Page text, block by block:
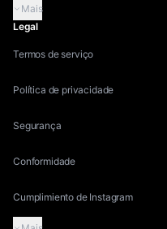
Mais
Legal
Termos de serviço
Política de privacidade
Segurança
Conformidade
Cumplimiento de Instagram